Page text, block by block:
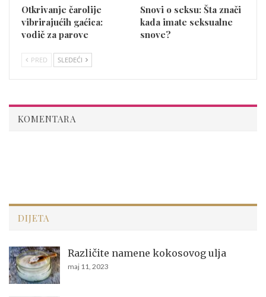
Otkrivanje čarolije
vibrirajućih gaćica:
vodič za parove
Snovi o seksu: Šta znači
kada imate seksualne
snove?
PRED SLEDEĆI
KOMENTARA
DIJETA
Različite namene kokosovog ulja
maj 11, 2023